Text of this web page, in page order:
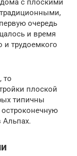
с плоскими
очередь
и время
и трудоемкого
то
плоской
типичны
Альпах.